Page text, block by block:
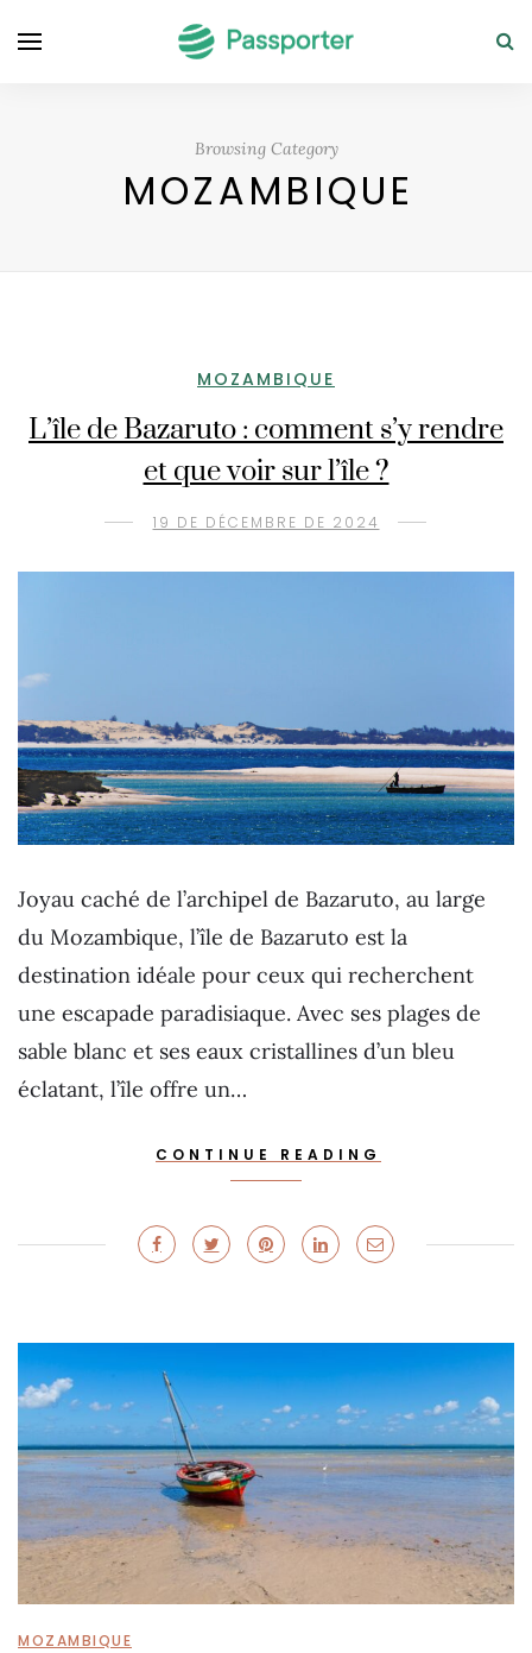
Browsing Category
MOZAMBIQUE
MOZAMBIQUE
L’île de Bazaruto : comment s’y rendre
et que voir sur l’île ?
19 DE DÉCEMBRE DE 2024
Joyau caché de l’archipel de Bazaruto, au large
du Mozambique, l’île de Bazaruto est la
destination idéale pour ceux qui recherchent
une escapade paradisiaque. Avec ses plages de
sable blanc et ses eaux cristallines d’un bleu
éclatant, l’île offre un…
CONTINUE READING
MOZAMBIQUE